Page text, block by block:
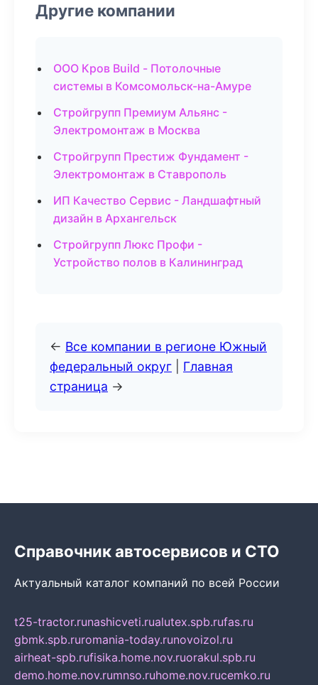
Другие компании
ООО Кров Build - Потолочные
системы в Комсомольск-на-Амуре
Стройгрупп Премиум Альянс -
Электромонтаж в Москва
Стройгрупп Престиж Фундамент -
Электромонтаж в Ставрополь
ИП Качество Сервис - Ландшафтный
дизайн в Архангельск
Стройгрупп Люкс Профи -
Устройство полов в Калининград
← Все компании в регионе Южный
федеральный округ
Главная
страница →
Справочник автосервисов и СТО
Актуальный каталог компаний по всей России
t25-tractor.runashicveti.rualutex.spb.rufas.ru
gbmk.spb.ruromania-today.runovoizol.ru
airheat-spb.rufisika.home.nov.ruorakul.spb.ru
demo.home.nov.rumnso.ruhome.nov.rucemko.ru